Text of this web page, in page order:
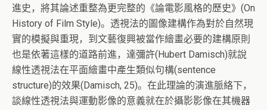
進史，將其論述重整為更完整的《論電影風格的歷史》(On
History of Film Style)。透視法的圖像建構作為對於自然現
實的模擬與重現，到文藝復興被當作繪畫必要的建構原則
也是依著這樣的道路前進，達彌許(Hubert Damisch)就說
線性透視法在平面繪畫中產生類似句構(sentence
structure)的效果(Damisch, 25)。在此理論的演進脈絡下，
談線性透視法與運動影像的意義就在於攝影影像在其機器